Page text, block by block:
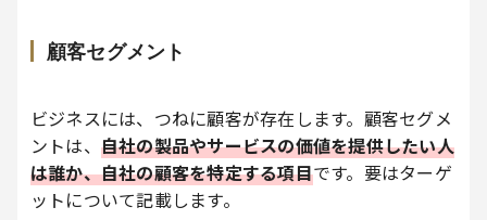
顧客セグメント
ビジネスには、つねに顧客が存在します。顧客セグメ
ントは、 自社の製品やサービスの価値を提供したい人
は誰か、自社の顧客を特定する項目です。要はターゲ
ットについて記載します。